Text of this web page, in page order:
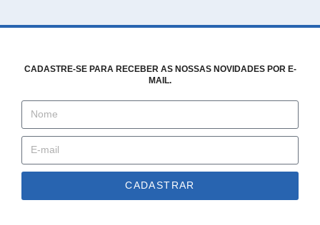
CADASTRE-SE PARA RECEBER AS NOSSAS NOVIDADES POR E-
MAIL.
CADASTRAR